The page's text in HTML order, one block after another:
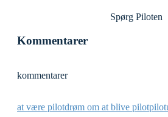
Spørg Piloten
Kommentarer
kommentarer
at være pilotdrøm om at blive pilot